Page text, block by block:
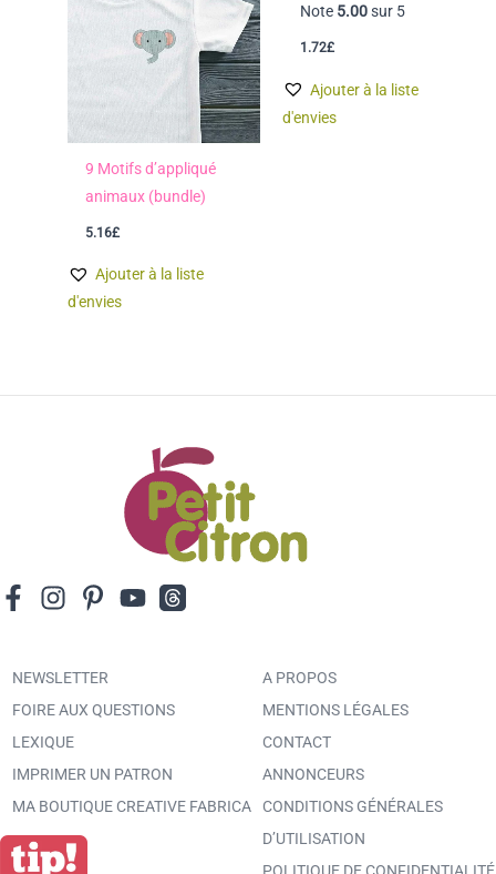
9 Motifs d’appliqué
animaux (bundle)
5.16£
Ajouter à la liste
d'envies
Note 5.00sur 5
1.72£
Ajouter à la liste
d'envies
NEWSLETTER
FOIRE AUX QUESTIONS
LEXIQUE
IMPRIMER UN PATRON
MA BOUTIQUE CREATIVE FABRICA
A PROPOS
MENTIONS LÉGALES
CONTACT
ANNONCEURS
CONDITIONS GÉNÉRALES
D’UTILISATION
POLITIQUE DE CONFIDENTIALITÉ